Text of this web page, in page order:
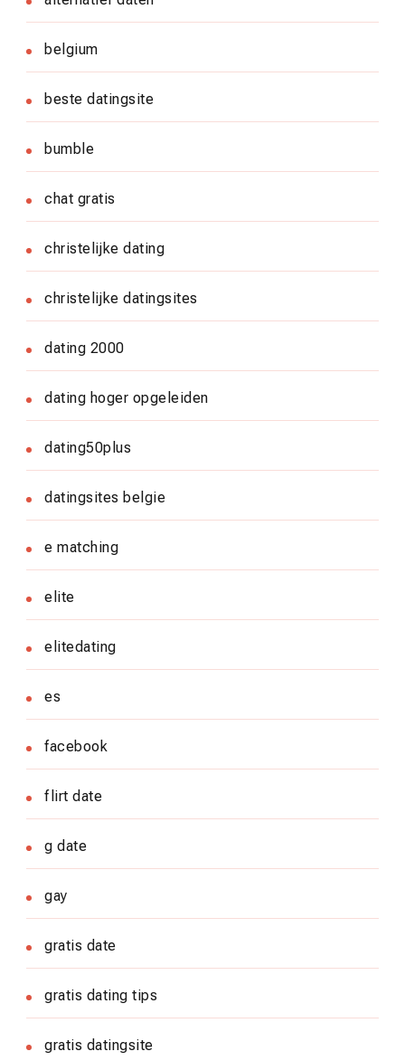
belgium
beste datingsite
bumble
chat gratis
christelijke dating
christelijke datingsites
dating 2000
dating hoger opgeleiden
dating50plus
datingsites belgie
e matching
elite
elitedating
es
facebook
flirt date
g date
gay
gratis date
gratis dating tips
gratis datingsite